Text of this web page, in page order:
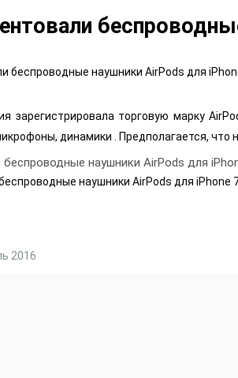
зарегистрировала торговую марку
динамики . Предполагается,
беспроводные наушники AirPods для
наушники AirPods для iPhone
2016